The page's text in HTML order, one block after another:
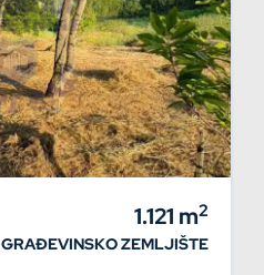
1.121 m2
GRAĐEVINSKO ZEMLJIŠTE